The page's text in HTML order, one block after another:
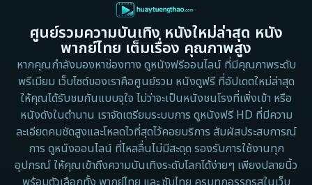
ศูนย์รวมความบันเทิง หนังใหม่ล่าสุด หนัง
พากย์ไทย เต็มเรื่อง คุณภาพสูง
หากคุณกำลังมองหาช่องทาง ดูหนังฟรีออนไลน์ ที่มีคุณภาพระดับ
พรีเมียม เว็บไซต์ของเราคือศูนย์รวม หนังดูฟรี ที่อัปเดตใหม่ล่าสุด
ให้คุณได้รับชมกันแบบจุใจ ไม่ว่าจะเป็นหนังชนโรงที่เพิ่งเข้า หรือ
หนังดังในตำนาน เราจัดเตรียมระบบการ ดูหนังฟรี HD ที่มีความ
ละเอียดคมชัดสูงและโหลดไวที่สุดไว้คอยบริการ สัมผัสประสบการณ์
การ ดูหนังออนไลน์ ที่ไหลลื่นไม่มีสะดุด รองรับการใช้งานทุก
อุปกรณ์ ให้คุณเข้าถึงความบันเทิงระดับโลกได้ง่ายๆ เพียงปลายนิ้ว